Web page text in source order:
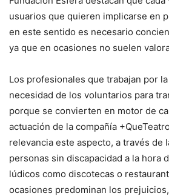
usuarios que quieren implicarse en
en este sentido es necesario
ya que en ocasiones no suelen
Los profesionales que trabajan por
necesidad de los voluntarios para
porque se convierten en motor de
actuación de la compañía
relevancia este aspecto, a través de
personas sin discapacidad a la hora
lúdicos como discotecas o
ocasiones predominan los